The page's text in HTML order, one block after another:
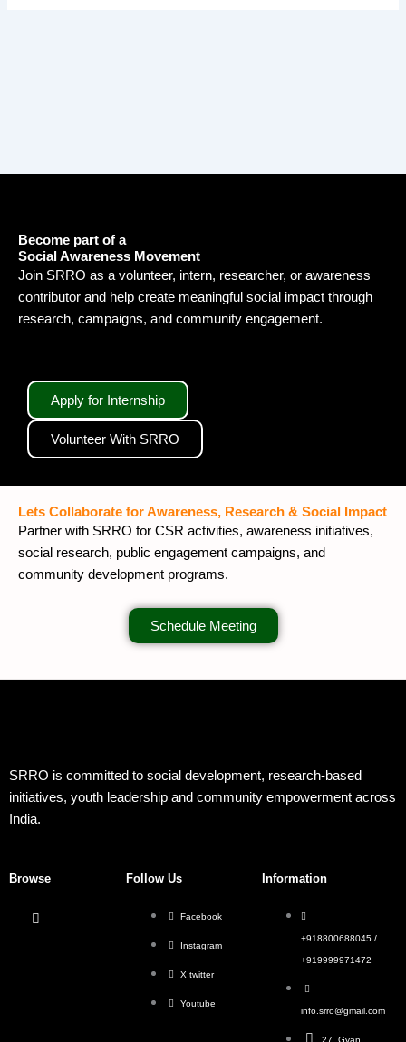
Become part of a
Social Awareness Movement
Join SRRO as a volunteer, intern, researcher, or awareness
contributor and help create meaningful social impact through
research, campaigns, and community engagement.
Apply for Internship
Volunteer With SRRO
Lets Collaborate for Awareness, Research & Social Impact
Partner with SRRO for CSR activities, awareness initiatives,
social research, public engagement campaigns, and
community development programs.
Schedule Meeting
SRRO is committed to social development, research-based
initiatives, youth leadership and community empowerment across
India.
Browse Follow Us
Facebook
Instagram
X twitter
Youtube
Information
+918800688045 /
+919999971472
info.srro@gmail.com
27, Gyan